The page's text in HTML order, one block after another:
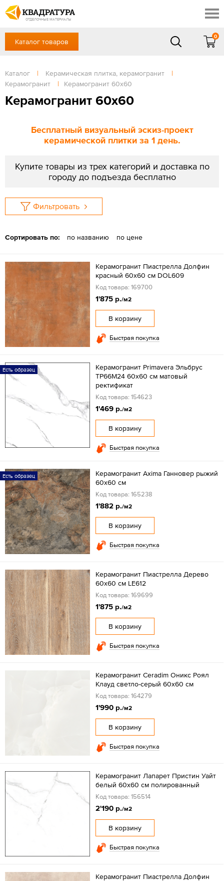
ОТДЕЛОЧНЫЕ МАТЕРИАЛЫ
Профи
Контакты
Доставка и оплата
Выставочный зал
Готовые решения
+7 (861) 217-94-70
Сб, Вс — выходной
ЗАКАЗАТЬ ЗВОНОК
Каталог товаров
0
Каталог | Керамическая плитка, керамогранит
|
Керамогранит
| Керамогранит 60х60
Керамогранит 60х60
Бесплатный визуальный эскиз-проект
керамической плитки за 1 день.
Купите товары из трех категорий и доставка по
городу до подъезда бесплатно
Фильтровать
Сортировать по: по названию по цене
Керамогранит Пиастрелла Долфин
красный 60x60 см DOL609
Код товара: 169700
1'875 р./м2
В корзину
Быстрая покупка
Есть образец
Керамогранит Primavera Эльбрус
TP66M24 60х60 см матовый
ректификат
Код товара: 154623
1'469 р./м2
В корзину
Быстрая покупка
Есть образец
Керамогранит Axima Ганновер рыжий
60x60 см
Код товара: 165238
1'882 р./м2
В корзину
Быстрая покупка
Керамогранит Пиастрелла Дерево
60x60 см LE612
Код товара: 169699
1'875 р./м2
В корзину
Быстрая покупка
Керамогранит Ceradim Оникс Роял
Клауд светло-серый 60x60 см
Код товара: 164279
1'990 р./м2
В корзину
Быстрая покупка
Керамогранит Лапарет Пристин Уайт
белый 60x60 см полированный
Код товара: 156514
2'190 р./м2
В корзину
Быстрая покупка
Керамогранит Пиастрелла Долфин